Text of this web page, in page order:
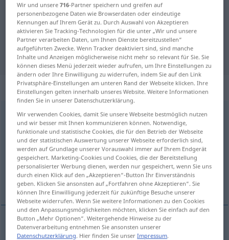
Deutsch-Englisch Übersetzung für
"Stimulans"
"Stimulans" Englisch Übersetzung
„Stimulans“: Neutrum
Stimulans [ˈʃtiːmulans; ˈstiː-] n <Stimulans;Stimulantia
[ʃtimuˈlantsɪ̆a; sti-],u.Stimulanzien [ʃtimuˈlantsɪ̆ən; sti-]
Übersicht aller Übersetzungen
(Für mehr Details die Übersetzung anklicken/antippen)
stimulant
stimulant Stimulans MED
Wir und unsere716-Partner speichern und greifen auf
personenbezogene Daten wie Browserdaten oder eindeutige
Kennungen auf Ihrem Gerät zu. Durch Auswahl von Akzeptieren
aktivieren Sie Tracking-Technologien für die unter „Wir und unsere
Partner verarbeiten Daten, um Ihnen Dienste bereitzustellen“
aufgeführten Zwecke. Wenn Tracker deaktiviert sind, sind manche
Inhalte und Anzeigen möglicherweise nicht mehr so relevant für Sie. Sie
können dieses Menü jederzeit wieder aufrufen, um Ihre Einstellungen zu
ändern oder Ihre Einwilligung zu widerrufen, indem Sie auf den Link
Privatsphäre-Einstellungen am unteren Rand der Webseite klicken. Ihre
Einstellungen gelten innerhalb unseres Website. Weitere Informationen
finden Sie in unserer Datenschutzerklärung.
Wir verwenden Cookies, damit Sie unsere Webseite bestmöglich nutzen
und wir besser mit Ihnen kommunizieren können. Notwendige,
funktionale und statistische Cookies, die für den Betrieb der Webseite
und der statistischen Auswertung unserer Webseite erforderlich sind,
werden auf Grundlage unserer Vorauswahl immer auf Ihrem Endgerät
gespeichert. Marketing-Cookies und Cookies, die der Bereitstellung
personalisierter Werbung dienen, werden nur gespeichert, wenn Sie uns
durch einen Klick auf den „Akzeptieren“-Button Ihr Einverständnis
geben. Klicken Sie ansonsten auf „Fortfahren ohne Akzeptieren“. Sie
können Ihre Einwilligung jederzeit für zukünftige Besuche unserer
Webseite widerrufen. Wenn Sie weitere Informationen zu den Cookies
und den Anpassungsmöglichkeiten möchten, klicken Sie einfach auf den
Button „Mehr Optionen“. Weitergehende Hinweise zu der
Datenverarbeitung entnehmen Sie ansonsten unserer
Datenschutzerklärung. Hier finden Sie unserImpressum.